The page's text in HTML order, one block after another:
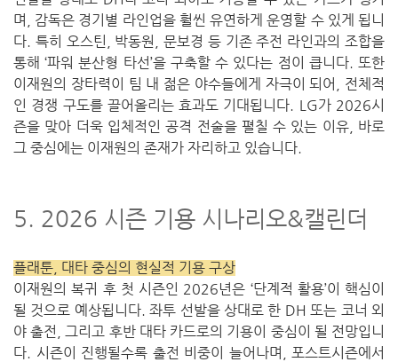
며, 감독은 경기별 라인업을 훨씬 유연하게 운영할 수 있게 됩니
다. 특히 오스틴, 박동원, 문보경 등 기존 주전 라인과의 조합을
통해 ‘파워 분산형 타선’을 구축할 수 있다는 점이 큽니다. 또한
이재원의 장타력이 팀 내 젊은 야수들에게 자극이 되어, 전체적
인 경쟁 구도를 끌어올리는 효과도 기대됩니다. LG가 2026시
즌을 맞아 더욱 입체적인 공격 전술을 펼칠 수 있는 이유, 바로
그 중심에는 이재원의 존재가 자리하고 있습니다.
5. 2026 시즌 기용 시나리오&캘린더
플래툰, 대타 중심의 현실적 기용 구상
이재원의 복귀 후 첫 시즌인 2026년은 ‘단계적 활용’이 핵심이
될 것으로 예상됩니다.좌투 선발을 상대로 한 DH 또는 코너 외
야 출전,그리고 후반 대타 카드로의 기용이 중심이 될 전망입니
다. 시즌이 진행될수록 출전 비중이 늘어나며, 포스트시즌에서